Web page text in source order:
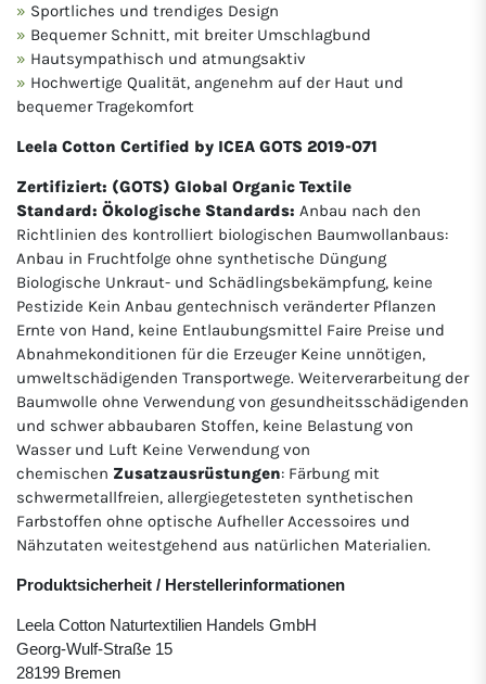
Sportliches und trendiges Design
Bequemer Schnitt, mit breiter Umschlagbund
Hautsympathisch und atmungsaktiv
Hochwertige Qualität, angenehm auf der Haut und
bequemer Tragekomfort
Leela Cotton Certified by ICEA GOTS 2019-071
Zertifiziert: (GOTS) Global Organic Textile
Standard: Ökologische Standards: Anbau nach den
Richtlinien des kontrolliert biologischen Baumwollanbaus:
Anbau in Fruchtfolge ohne synthetische Düngung
Biologische Unkraut- und Schädlingsbekämpfung, keine
Pestizide Kein Anbau gentechnisch veränderter Pflanzen
Ernte von Hand, keine Entlaubungsmittel Faire Preise und
Abnahmekonditionen für die Erzeuger Keine unnötigen,
umweltschädigenden Transportwege. Weiterverarbeitung der
Baumwolle ohne Verwendung von gesundheitsschädigenden
und schwer abbaubaren Stoffen, keine Belastung von
Wasser und Luft Keine Verwendung von
chemischen Zusatzausrüstungen: Färbung mit
schwermetallfreien, allergiegetesteten synthetischen
Farbstoffen ohne optische Aufheller Accessoires und
Nähzutaten weitestgehend aus natürlichen Materialien.
Produktsicherheit / Herstellerinformationen
Leela Cotton Naturtextilien Handels GmbH
Georg-Wulf-Straße 15
28199 Bremen